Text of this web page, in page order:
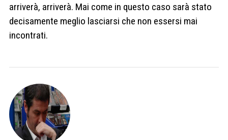
arriverà, arriverà. Mai come in questo caso sarà stato
decisamente meglio lasciarsi che non essersi mai
incontrati.